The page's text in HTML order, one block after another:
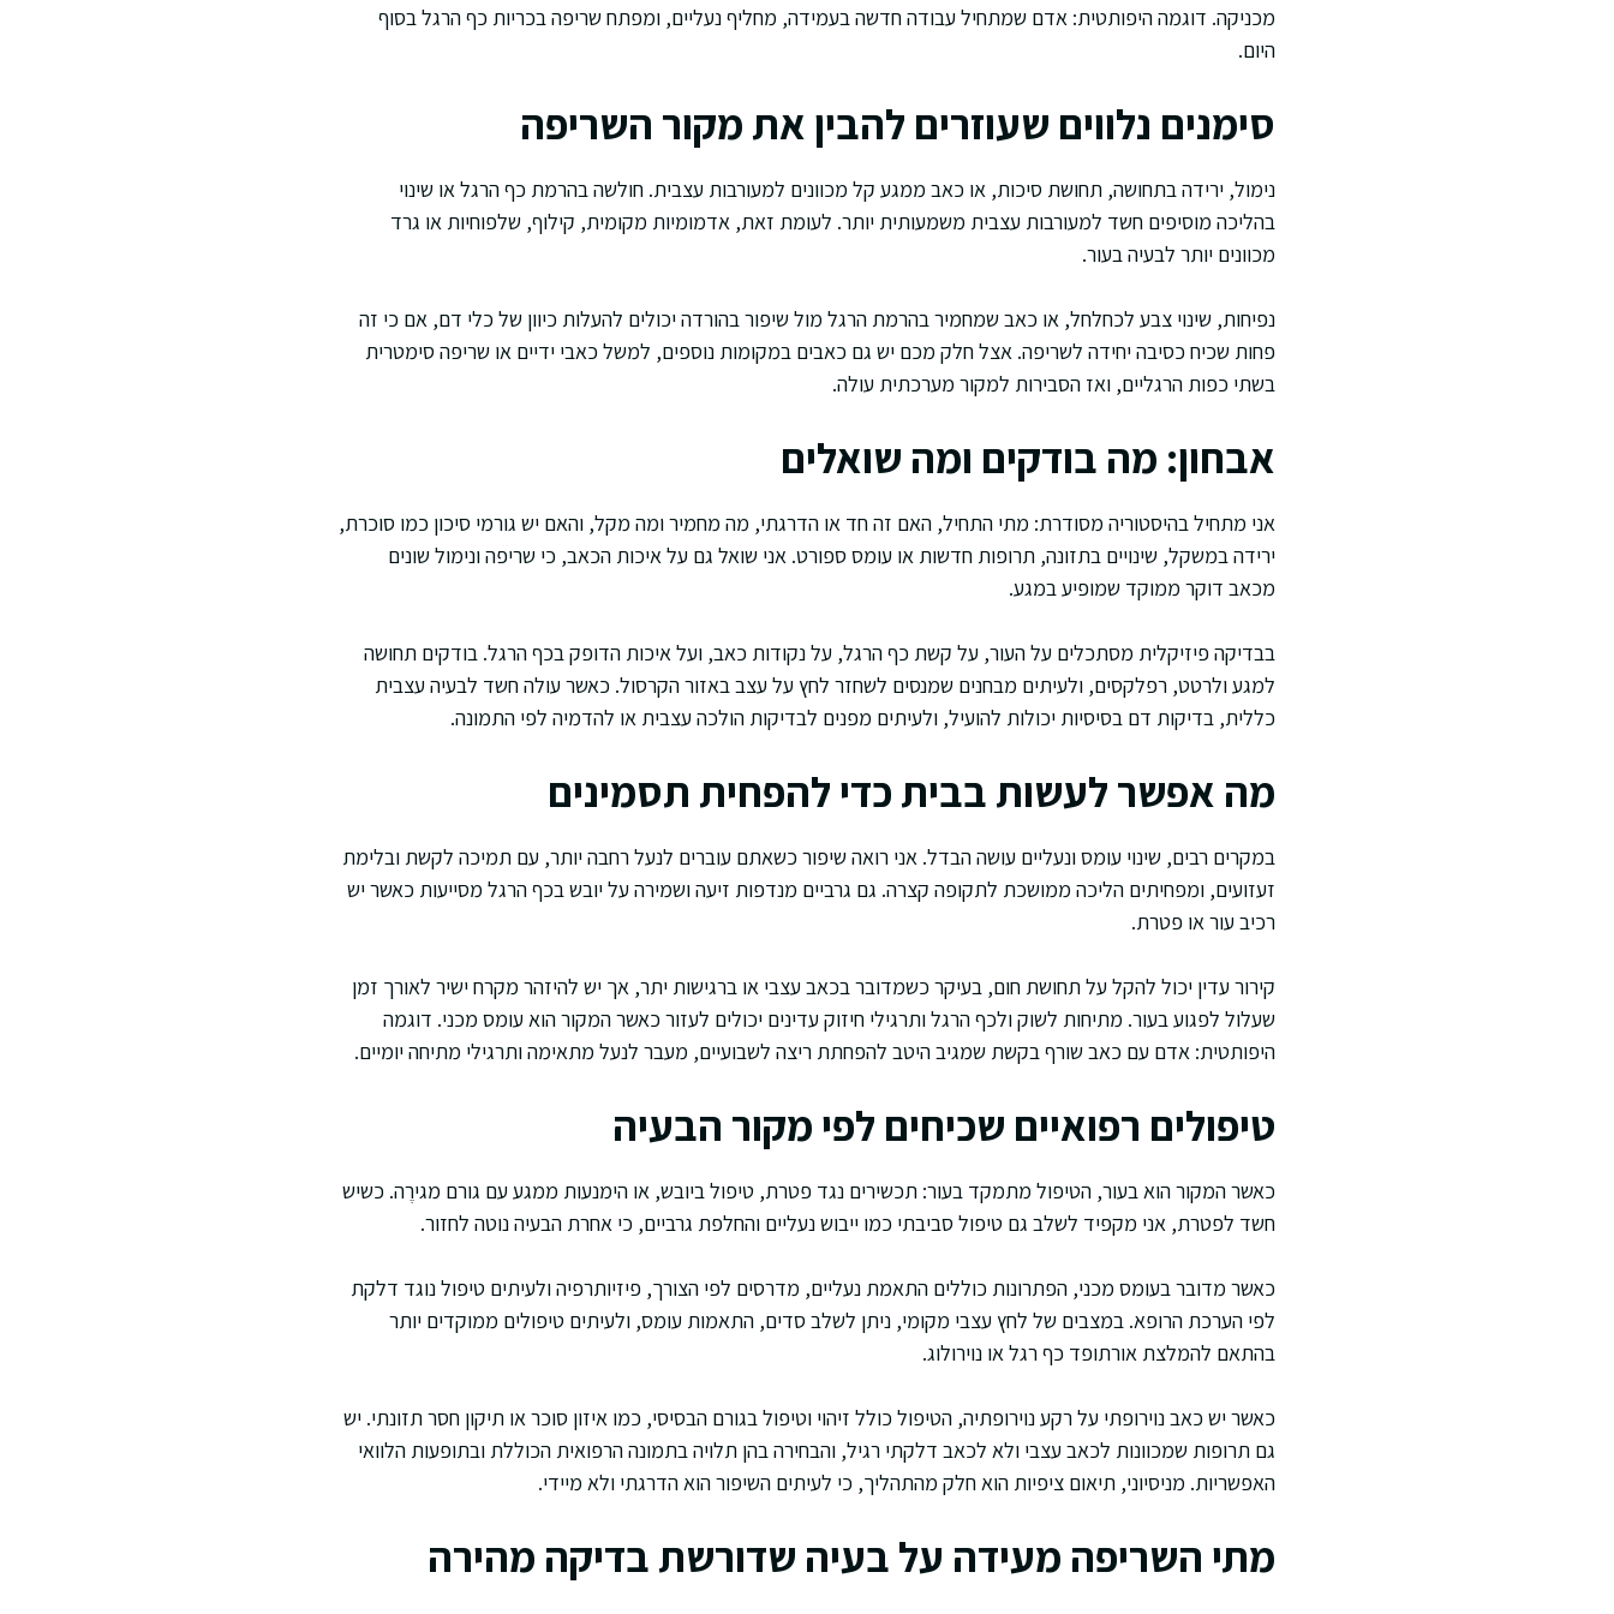
מכניקה. דוגמה היפותטית: אדם שמתחיל עבודה חדשה בעמידה, מחליף נעליים, ומפתח שריפה בכריות כף הרגל בסוף
היום.
סימנים נלווים שעוזרים להבין את מקור השריפה
נימול, ירידה בתחושה, תחושת סיכות, או כאב ממגע קל מכוונים למעורבות עצבית. חולשה בהרמת כף הרגל או שינוי
בהליכה מוסיפים חשד למעורבות עצבית משמעותית יותר. לעומת זאת, אדמומיות מקומית, קילוף, שלפוחיות או גרד
מכוונים יותר לבעיה בעור.
נפיחות, שינוי צבע לכחלחל, או כאב שמחמיר בהרמת הרגל מול שיפור בהורדה יכולים להעלות כיוון של כלי דם, אם כי זה
פחות שכיח כסיבה יחידה לשריפה. אצל חלק מכם יש גם כאבים במקומות נוספים, למשל כאבי ידיים או שריפה סימטרית
בשתי כפות הרגליים, ואז הסבירות למקור מערכתית עולה.
אבחון: מה בודקים ומה שואלים
אני מתחיל בהיסטוריה מסודרת: מתי התחיל, האם זה חד או הדרגתי, מה מחמיר ומה מקל, והאם יש גורמי סיכון כמו סוכרת,
ירידה במשקל, שינויים בתזונה, תרופות חדשות או עומס ספורט. אני שואל גם על איכות הכאב, כי שריפה ונימול שונים
מכאב דוקר ממוקד שמופיע במגע.
בבדיקה פיזיקלית מסתכלים על העור, על קשת כף הרגל, על נקודות כאב, ועל איכות הדופק בכף הרגל. בודקים תחושה
למגע ולרטט, רפלקסים, ולעיתים מבחנים שמנסים לשחזר לחץ על עצב באזור הקרסול. כאשר עולה חשד לבעיה עצבית
כללית, בדיקות דם בסיסיות יכולות להועיל, ולעיתים מפנים לבדיקות הולכה עצבית או להדמיה לפי התמונה.
מה אפשר לעשות בבית כדי להפחית תסמינים
במקרים רבים, שינוי עומס ונעליים עושה הבדל. אני רואה שיפור כשאתם עוברים לנעל רחבה יותר, עם תמיכה לקשת ובלימת
זעזועים, ומפחיתים הליכה ממושכת לתקופה קצרה. גם גרביים מנדפות זיעה ושמירה על יובש בכף הרגל מסייעות כאשר יש
רכיב עור או פטרת.
קירור עדין יכול להקל על תחושת חום, בעיקר כשמדובר בכאב עצבי או ברגישות יתר, אך יש להיזהר מקרח ישיר לאורך זמן
שעלול לפגוע בעור. מתיחות לשוק ולכף הרגל ותרגילי חיזוק עדינים יכולים לעזור כאשר המקור הוא עומס מכני. דוגמה
היפותטית: אדם עם כאב שורף בקשת שמגיב היטב להפחתת ריצה לשבועיים, מעבר לנעל מתאימה ותרגילי מתיחה יומיים.
טיפולים רפואיים שכיחים לפי מקור הבעיה
כאשר המקור הוא בעור, הטיפול מתמקד בעור: תכשירים נגד פטרת, טיפול ביובש, או הימנעות ממגע עם גורם מגירֶה. כשיש
חשד לפטרת, אני מקפיד לשלב גם טיפול סביבתי כמו ייבוש נעליים והחלפת גרביים, כי אחרת הבעיה נוטה לחזור.
כאשר מדובר בעומס מכני, הפתרונות כוללים התאמת נעליים, מדרסים לפי הצורך, פיזיותרפיה ולעיתים טיפול נוגד דלקת
לפי הערכת הרופא. במצבים של לחץ עצבי מקומי, ניתן לשלב סדים, התאמות עומס, ולעיתים טיפולים ממוקדים יותר
בהתאם להמלצת אורתופד כף רגל או נוירולוג.
כאשר יש כאב נוירופתי על רקע נוירופתיה, הטיפול כולל זיהוי וטיפול בגורם הבסיסי, כמו איזון סוכר או תיקון חסר תזונתי. יש
גם תרופות שמכוונות לכאב עצבי ולא לכאב דלקתי רגיל, והבחירה בהן תלויה בתמונה הרפואית הכוללת ובתופעות הלוואי
האפשריות. מניסיוני, תיאום ציפיות הוא חלק מהתהליך, כי לעיתים השיפור הוא הדרגתי ולא מיידי.
מתי השריפה מעידה על בעיה שדורשת בדיקה מהירה